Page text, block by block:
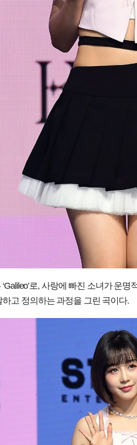
로, 사랑에 빠진 소녀가 운
하고 정의하는 과정을 그린 곡이다.